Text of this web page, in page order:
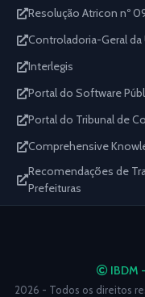
Resolução Atricon nº
Controladoria-Geral da
Interlegis
Portal do Software
Portal do Tribunal de
Comprehensive
Recomendações de
Prefeituras
IBDM
2026 - Todos os direitos